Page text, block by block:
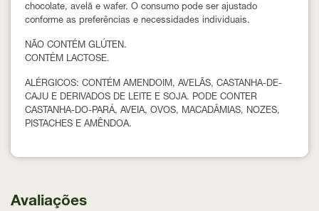
chocolate, avelã e wafer. O consumo pode ser ajustado
conforme as preferências e necessidades individuais.
NÃO CONTÉM GLÚTEN.
CONTÉM LACTOSE.
ALÉRGICOS: CONTÉM AMENDOIM, AVELÃS, CASTANHA-DE-
CAJU E DERIVADOS DE LEITE E SOJA. PODE CONTER
CASTANHA-DO-PARÁ, AVEIA, OVOS, MACADÂMIAS, NOZES,
PISTACHES E AMÊNDOA.
Avaliações